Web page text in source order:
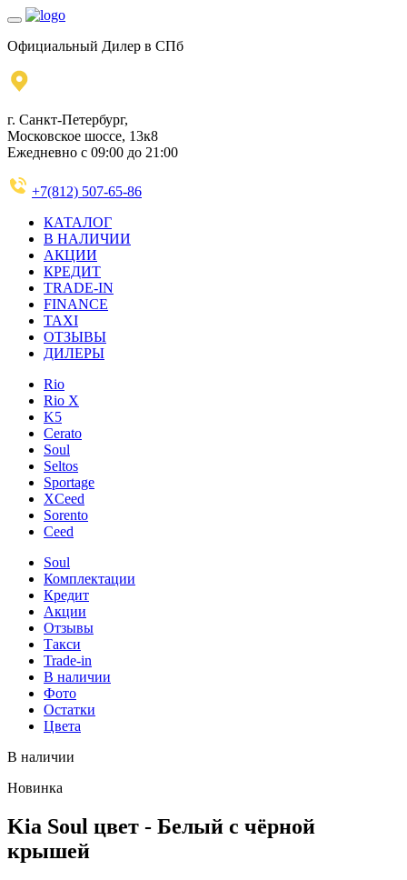
Официальный Дилер в СПб
г. Санкт-Петербург,
Московское шоссе, 13к8
Ежедневно с 09:00 до 21:00
+7(812) 507-65-86
КАТАЛОГ
В НАЛИЧИИ
АКЦИИ
КРЕДИТ
TRADE-IN
FINANCE
TAXI
ОТЗЫВЫ
ДИЛЕРЫ
Rio
Rio X
K5
Cerato
Soul
Seltos
Sportage
XCeed
Sorento
Ceed
Soul
Комплектации
Кредит
Акции
Отзывы
Такси
Trade-in
В наличии
Фото
Остатки
Цвета
В наличии
Новинка
Kia Soul цвет - Белый с чёрной
крышей